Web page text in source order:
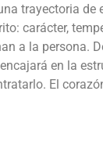
trayectoria
carácter,
a la persona.
en la
El